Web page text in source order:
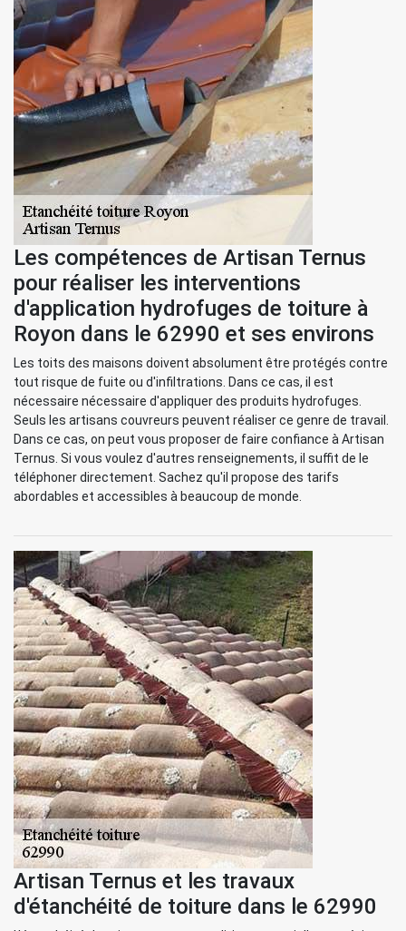
Les compétences de Artisan Ternus
pour réaliser les interventions
d'application hydrofuges de toiture à
Royon dans le 62990 et ses environs
Les toits des maisons doivent absolument être protégés contre
tout risque de fuite ou d'infiltrations. Dans ce cas, il est
nécessaire nécessaire d'appliquer des produits hydrofuges.
Seuls les artisans couvreurs peuvent réaliser ce genre de travail.
Dans ce cas, on peut vous proposer de faire confiance à Artisan
Ternus. Si vous voulez d'autres renseignements, il suffit de le
téléphoner directement. Sachez qu'il propose des tarifs
abordables et accessibles à beaucoup de monde.
Artisan Ternus et les travaux
d'étanchéité de toiture dans le 62990